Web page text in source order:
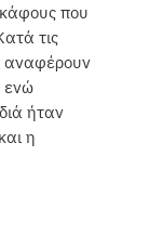
που
τις
αναφέρουν
ενώ
ήταν
η